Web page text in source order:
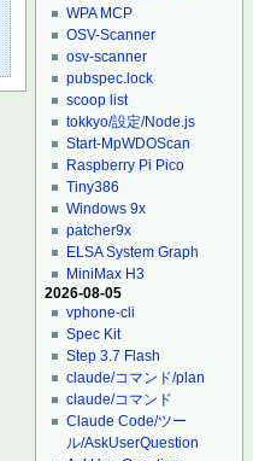
WPA MCP
OSV-Scanner
osv-scanner
pubspec.lock
scoop list
tokkyo/設定/Node.js
Start-MpWDOScan
Raspberry Pi Pico
Tiny386
Windows 9x
patcher9x
ELSA System Graph
MiniMax H3
2026-08-05
vphone-cli
Spec Kit
Step 3.7 Flash
claude/コマンド/plan
claude/コマンド
Claude Code/ツー
ル/AskUserQuestion